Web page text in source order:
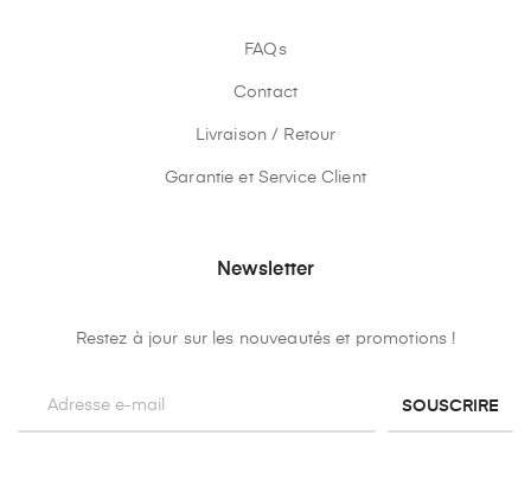
FAQs
Contact
Livraison / Retour
Garantie et Service Client
Newsletter
Restez à jour sur les nouveautés et promotions !
SOUSCRIRE